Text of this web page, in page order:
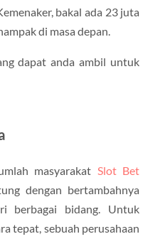
bakal ada 23 juta
di masa depan.
dapat anda ambil untuk
masyarakat Slot Bet
dengan bertambahnya
berbagai bidang. Untuk
tepat, sebuah perusahaan